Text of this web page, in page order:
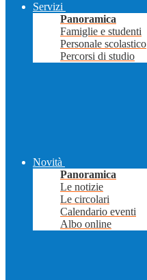
Servizi
Panoramica
Famiglie e studenti
Personale scolastico
Percorsi di studio
Novità
Panoramica
Le notizie
Le circolari
Calendario eventi
Albo online